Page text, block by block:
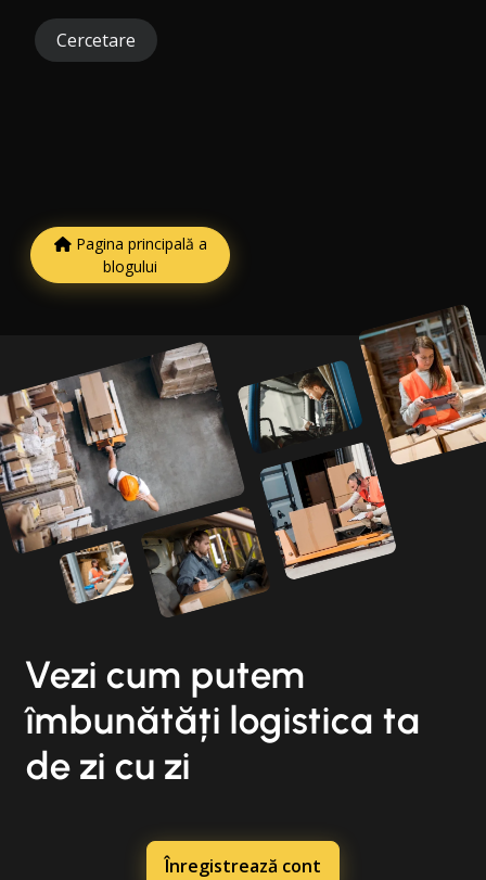
Cercetare
Pagina principală a
blogului
Vezi cum putem
îmbunătăți logistica ta
de zi cu zi
Înregistrează cont